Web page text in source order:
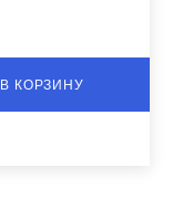
В КОРЗИНУ